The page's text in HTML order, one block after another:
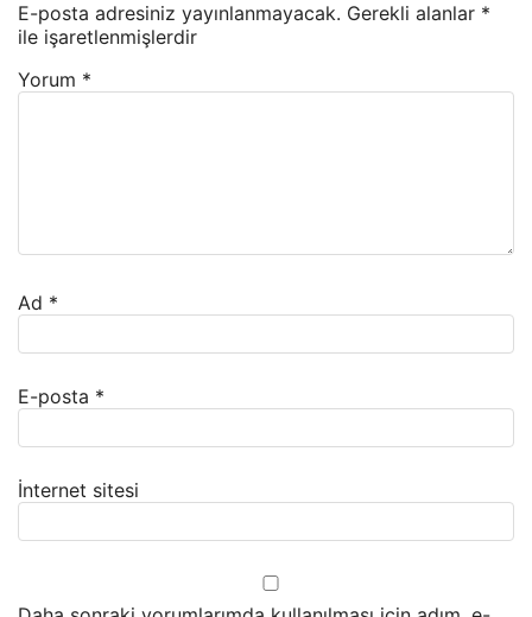
E-posta adresiniz yayınlanmayacak. Gerekli alanlar *
ile işaretlenmişlerdir
Yorum *
Ad *
E-posta *
İnternet sitesi